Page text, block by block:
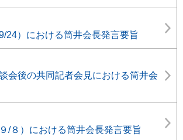
24）における筒井会長発言要旨
会後の共同記者会見における筒井会
/８）における筒井会長発言要旨